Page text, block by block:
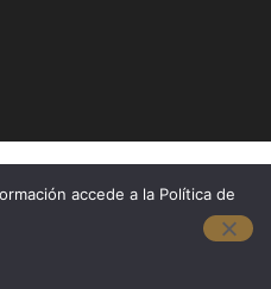
accede a la Política de